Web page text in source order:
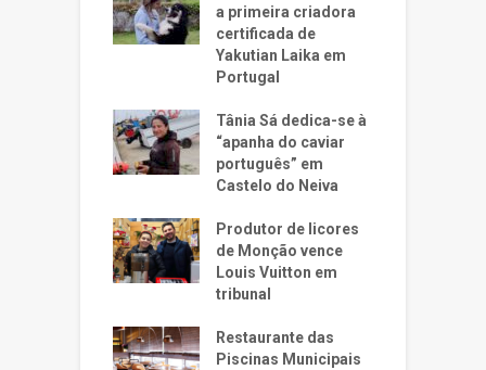
a primeira criadora
certificada de
Yakutian Laika em
Portugal
Tânia Sá dedica-se à
“apanha do caviar
português” em
Castelo do Neiva
Produtor de licores
de Monção vence
Louis Vuitton em
tribunal
Restaurante das
Piscinas Municipais